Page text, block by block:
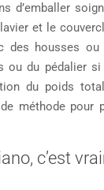
d’emballer
et le
des housses ou
ou du pédalier
du poids
méthode pour
c’est